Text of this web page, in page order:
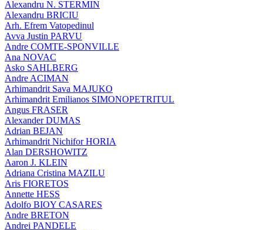
Alexandru N. STERMIN
Alexandru BRICIU
Arh. Efrem Vatopedinul
Avva Justin PARVU
Andre COMTE-SPONVILLE
Ana NOVAC
Asko SAHLBERG
Andre ACIMAN
Arhimandrit Sava MAJUKO
Arhimandrit Emilianos SIMONOPETRITUL
Angus FRASER
Alexander DUMAS
Adrian BEJAN
Arhimandrit Nichifor HORIA
Alan DERSHOWITZ
Aaron J. KLEIN
Adriana Cristina MAZILU
Aris FIORETOS
Annette HESS
Adolfo BIOY CASARES
Andre BRETON
Andrei PANDELE